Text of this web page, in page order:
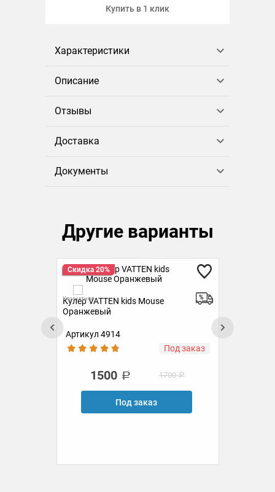
Купить в 1 клик
Характеристики
Описание
Отзывы
Доставка
Документы
Другие варианты
Скидка 20%
Комнатная
Кулер VATTEN kids Mouse
Оранжевый
Артикул 4914
Под заказ
1500 1700
Под заказ